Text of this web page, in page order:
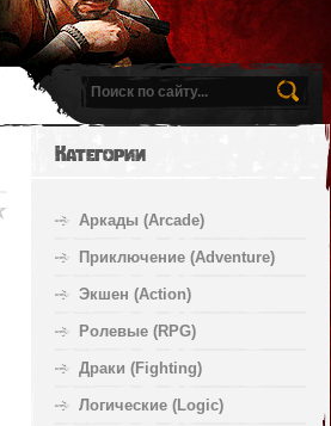
Категории
Аркады (Arcade)
Приключение (Adventure)
Экшен (Action)
Ролевые (RPG)
Драки (Fighting)
Логические (Logic)